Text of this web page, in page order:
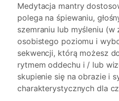
Medytacja mantry
polega na śpiewaniu,
szemraniu lub myśleniu
osobistego poziomu i
sekwencji, którą możesz
rytmem oddechu i / lub
skupienie się na obrazie i
charakterystycznych dla